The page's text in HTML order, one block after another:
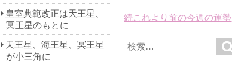
皇室典範改正は天王星、
冥王星のもとに
天王星、海王星、冥王星
が小三角に
続これより前の今週の運勢
S
e